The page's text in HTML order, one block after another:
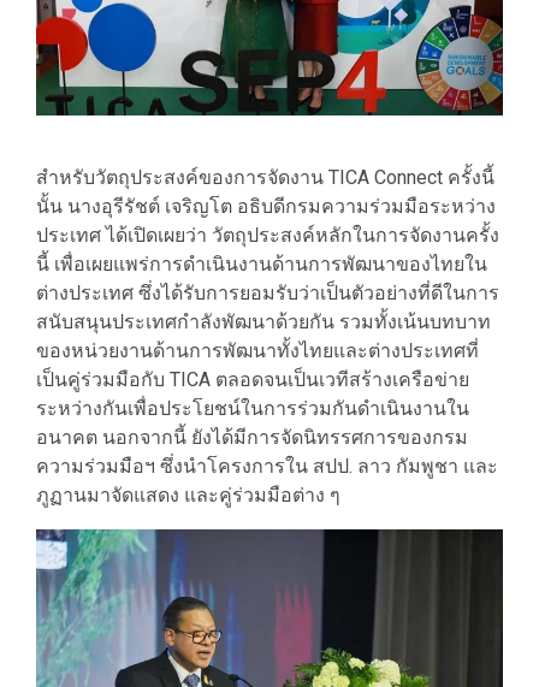
​สำหรับวัตถุประสงค์ของการจัดงาน TICA Connect ครั้งนี้
นั้น นางอุรีรัชต์ เจริญโต อธิบดีกรมความร่วมมือระหว่าง
ประเทศ ได้เปิดเผยว่า วัตถุประสงค์หลักในการจัดงานครั้ง
นี้ เพื่อเผยแพร่การดำเนินงานด้านการพัฒนาของไทยใน
ต่างประเทศ ซึ่งได้รับการยอมรับว่าเป็นตัวอย่างที่ดีในการ
สนับสนุนประเทศกำลังพัฒนาด้วยกัน รวมทั้งเน้นบทบาท
ของหน่วยงานด้านการพัฒนาทั้งไทยและต่างประเทศที่
เป็นคู่ร่วมมือกับ TICA ตลอดจนเป็นเวทีสร้างเครือข่าย
ระหว่างกันเพื่อประโยชน์ในการร่วมกันดำเนินงานใน
อนาคต นอกจากนี้ ยังได้มีการจัดนิทรรศการของกรม
ความร่วมมือฯ ซึ่งนำโครงการใน สปป. ลาว กัมพูชา และ
ภูฏานมาจัดแสดง และคู่ร่วมมือต่าง ๆ